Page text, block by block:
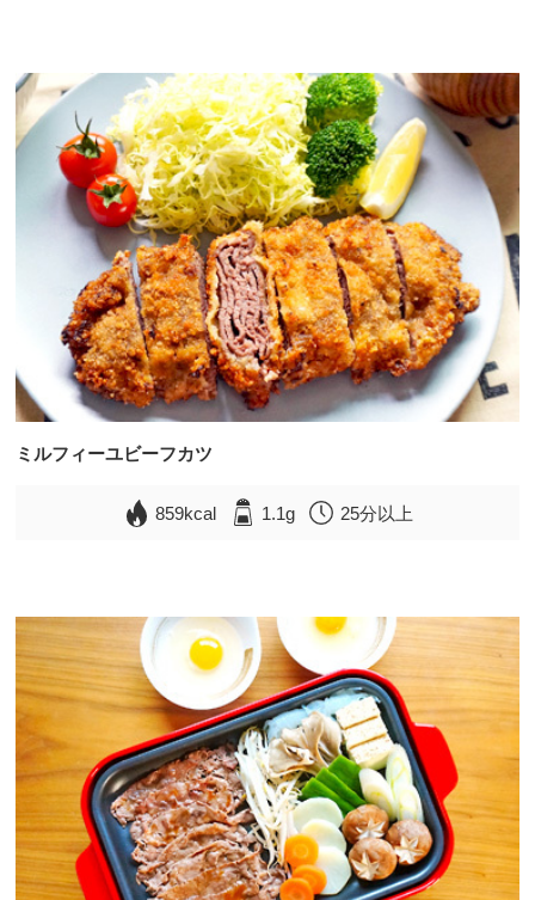
ミルフィーユビーフカツ
859kcal 1.1g 25分以上